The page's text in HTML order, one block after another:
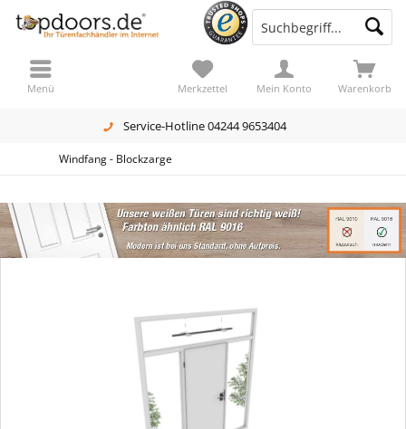
Service-Hotline 04244 9653404
Warenkorb
Merkzettel Mein Konto
Menü
Windfang - Blockzarge